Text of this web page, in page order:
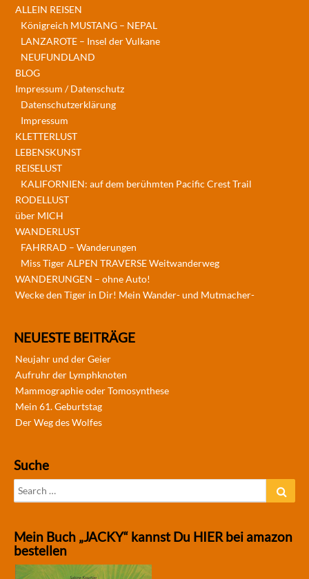
ALLEIN REISEN
Königreich MUSTANG – NEPAL
LANZAROTE – Insel der Vulkane
NEUFUNDLAND
BLOG
Impressum / Datenschutz
Datenschutzerklärung
Impressum
KLETTERLUST
LEBENSKUNST
REISELUST
KALIFORNIEN: auf dem berühmten Pacific Crest Trail
RODELLUST
über MICH
WANDERLUST
FAHRRAD – Wanderungen
Miss Tiger ALPEN TRAVERSE Weitwanderweg
WANDERUNGEN – ohne Auto!
Wecke den Tiger in Dir! Mein Wander- und Mutmacher-
NEUESTE BEITRÄGE
Neujahr und der Geier
Aufruhr der Lymphknoten
Mammographie oder Tomosynthese
Mein 61. Geburtstag
Der Weg des Wolfes
Suche
Search
for:
Mein Buch „JACKY“ kannst Du HIER bei amazon
bestellen